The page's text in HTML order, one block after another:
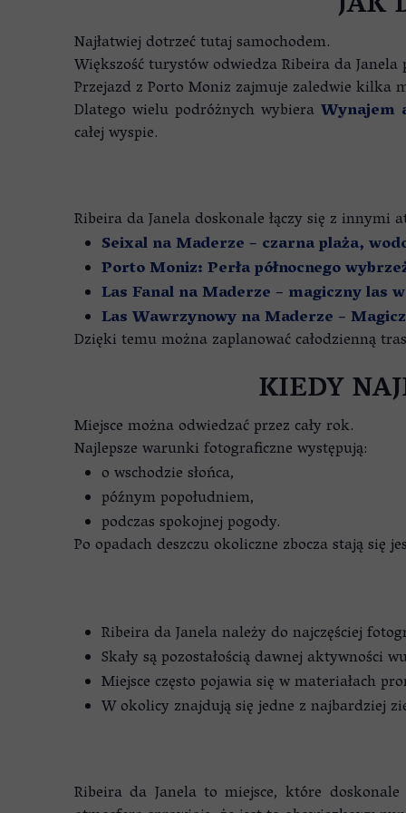
Najłatwiej dotrzeć tutaj samochodem.
Większość turystów odwiedza Ribeira da Janela
Przejazd z Porto Moniz zajmuje zaledwie kilka
Dlatego wielu podróżnych wybiera Wynajem
całej wyspie.
Ribeira da Janela doskonale łączy się z innymi
Seixal na Maderze – czarna plaża,
Porto Moniz: Perła północnego
Las Fanal na Maderze – magiczny las
Las Wawrzynowy na Maderze –
Dzięki temu można zaplanować całodzienną
KIEDY
Miejsce można odwiedzać przez cały rok.
Najlepsze warunki fotograficzne występują:
o wschodzie słońca,
późnym popołudniem,
podczas spokojnej pogody.
Po opadach deszczu okoliczne zbocza stają się
Ribeira da Janela należy do najczęściej
Skały są pozostałością dawnej aktywności
Miejsce często pojawia się w materiałach
W okolicy znajdują się jedne z najbardziej
Ribeira da Janela to miejsce, które